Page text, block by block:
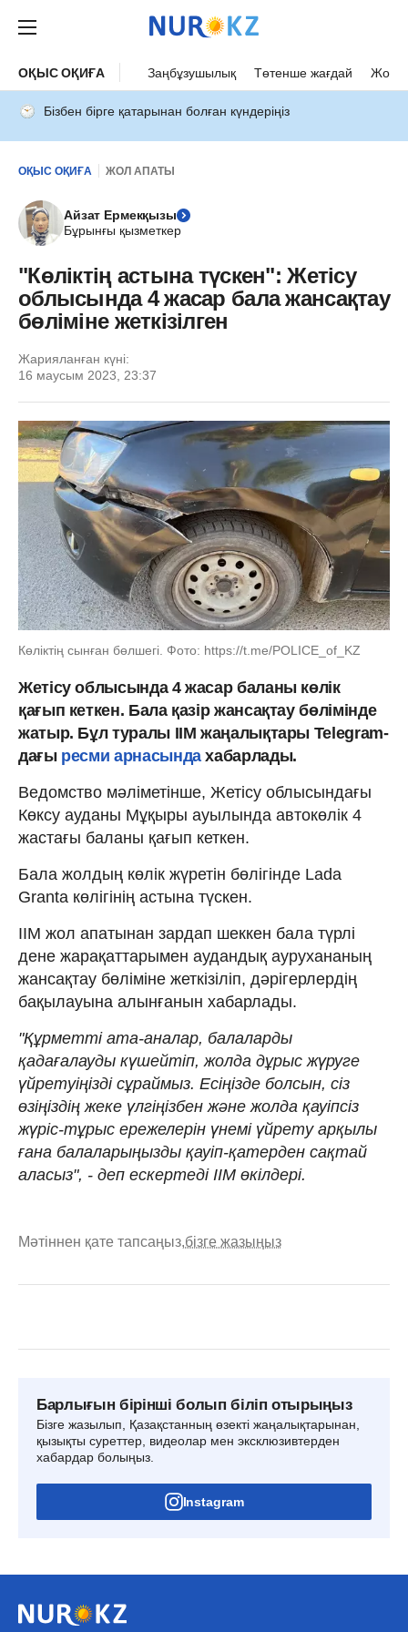
ОҚЫС ОҚИҒА Заңбұзушылық Төтенше жағдай Жол
Бізбен бірге қатарынан болған күндеріңіз
ОҚЫС ОҚИҒА ЖОЛ АПАТЫ
Айзат Ермекқызы
Бұрынғы қызметкер
"Көліктің астына түскен": Жетісу
облысында 4 жасар бала жансақтау
бөліміне жеткізілген
Жарияланған күні:
16 маусым 2023, 23:37
Көліктің сынған бөлшегі. Фото: https://t.me/POLICE_of_KZ
Жетісу облысында 4 жасар баланы көлік
қағып кеткен. Бала қазір жансақтау бөлімінде
жатыр. Бұл туралы ІІМ жаңалықтары Telegram-
дағы ресми арнасындахабарлады.
Ведомство мәліметінше, Жетісу облысындағы
Көксу ауданы Мұқыры ауылында автокөлік 4
жастағы баланы қағып кеткен.
Бала жолдың көлік жүретін бөлігінде Lada
Grantа көлігінің астына түскен.
ІІМ жол апатынан зардап шеккен бала түрлі
дене жарақаттарымен аудандық аурухананың
жансақтау бөліміне жеткізіліп, дәрігерлердің
бақылауына алынғанын хабарлады.
"Құрметті ата-аналар, балаларды
қадағалауды күшейтіп, жолда дұрыс жүруге
үйретуіңізді сұраймыз. Есіңізде болсын, сіз
өзіңіздің жеке үлгіңізбен және жолда қауіпсіз
жүріс-тұрыс ережелерін үнемі үйрету арқылы
ғана балаларыңызды қауіп-қатерден сақтай
аласыз", - деп ескертеді ІІМ өкілдері.
Мәтіннен қате тапсаңыз,бізге жазыңыз
Барлығын бірінші болып біліп отырыңыз
Бізге жазылып, Қазақстанның өзекті жаңалықтарынан,
қызықты суреттер, видеолар мен эксклюзивтерден
хабардар болыңыз.
Instagram